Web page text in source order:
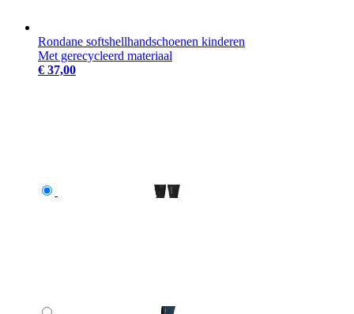
Rondane softshellhandschoenen kinderen
Met gerecycleerd materiaal
€ 37,00